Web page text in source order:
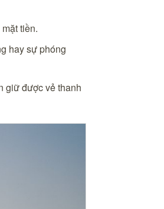
tiền.
hay sự phóng
giữ được vẻ thanh